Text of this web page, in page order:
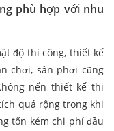
phù hợp với nhu
độ thi công, thiết kế
chơi, sân phơi cũng
nến thiết kế thi
quá rộng trong khi
tốn kém chi phí đầu